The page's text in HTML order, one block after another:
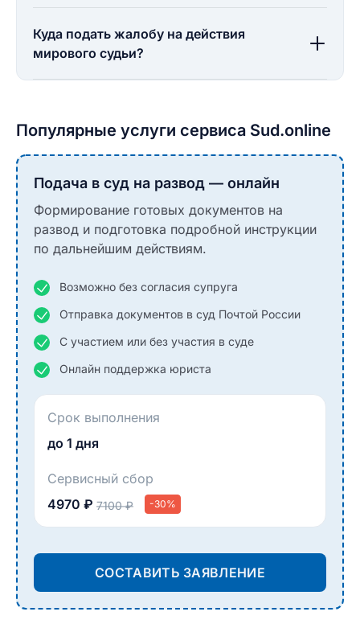
Куда подать жалобу на действия
мирового судьи?
Популярные услуги сервиса Sud.online
Подача в суд на развод — онлайн
Формирование готовых документов на
развод и подготовка подробной инструкции
по дальнейшим действиям.
Возможно без согласия супруга
Отправка документов в суд Почтой России
С участием или без участия в суде
Онлайн поддержка юриста
Срок выполнения
до 1 дня
Сервисный сбор
4970 ₽ 7100 ₽ -30%
СОСТАВИТЬ ЗАЯВЛЕНИЕ